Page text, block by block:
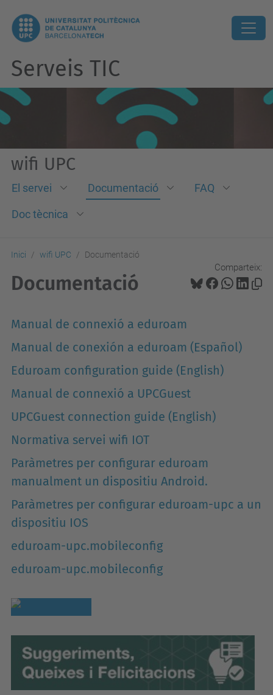
Serveis TIC
wifi UPC
El servei Documentació FAQ
Doc tècnica
Inici wifi UPC Documentació
Comparteix:
Documentació
Manual de connexió a eduroam
Manual de conexión a eduroam (Español)
Eduroam configuration guide (English)
Manual de connexió a UPCGuest
UPCGuest connection guide (English)
Normativa servei wifi IOT
Paràmetres per configurar eduroam
manualment un dispositiu Android.
Paràmetres per configurar eduroam-upc a un
dispositiu IOS
eduroam-upc.mobileconfig
eduroam-upc.mobileconfig